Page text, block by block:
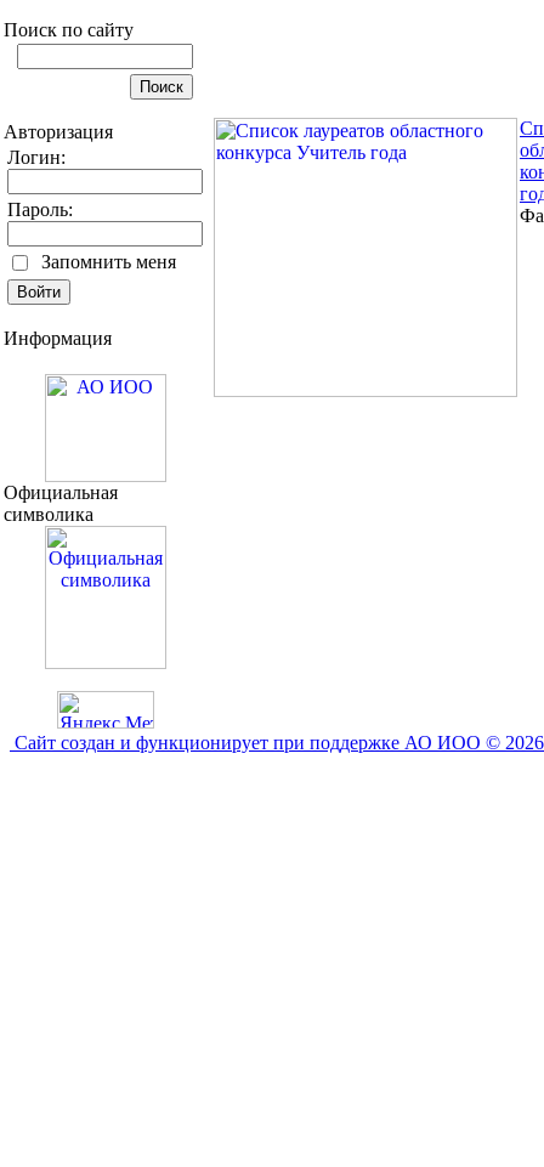
Поиск по сайту
Авторизация
Логин:
Пароль:
Запомнить меня
Информация
Официальная
символика
Сайт создан и функционирует при поддержке АО ИОО © 2026